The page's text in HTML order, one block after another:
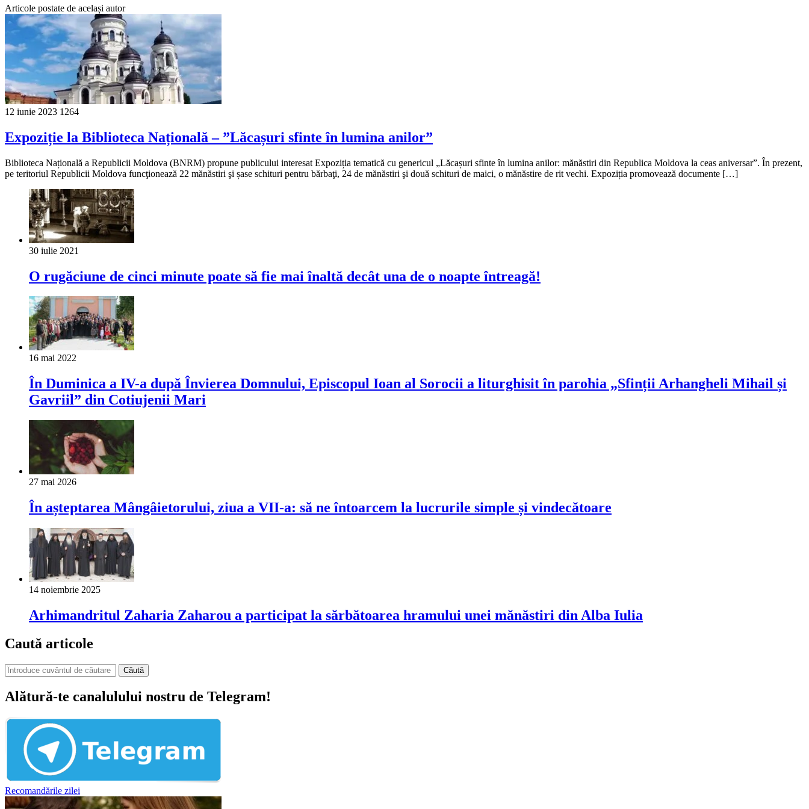
Articole postate de același autor
12 iunie 2023 1264
Expoziție la Biblioteca Națională – ”Lăcașuri sfinte în lumina anilor”
Biblioteca Națională a Republicii Moldova (BNRM) propune publicului interesat Expoziția tematică cu genericul „Lăcașuri sfinte în lumina anilor: mănăstiri din Republica Moldova la ceas aniversar”. În prezent,
pe teritoriul Republicii Moldova funcţionează 22 mănăstiri şi șase schituri pentru bărbaţi, 24 de mănăstiri şi două schituri de maici, o mănăstire de rit vechi. Expoziția promovează documente […]
30 iulie 2021
O rugăciune de cinci minute poate să fie mai înaltă decât una de o noapte întreagă!
16 mai 2022
În Duminica a IV-a după Învierea Domnului, Episcopul Ioan al Sorocii a liturghisit în parohia „Sfinții Arhangheli Mihail și
Gavriil” din Cotiujenii Mari
27 mai 2026
În așteptarea Mângâietorului, ziua a VII-a: să ne întoarcem la lucrurile simple și vindecătoare
14 noiembrie 2025
Arhimandritul Zaharia Zaharou a participat la sărbătoarea hramului unei mănăstiri din Alba Iulia
Caută articole
Căută
Alătură-te canalulului nostru de Telegram!
Recomandările zilei